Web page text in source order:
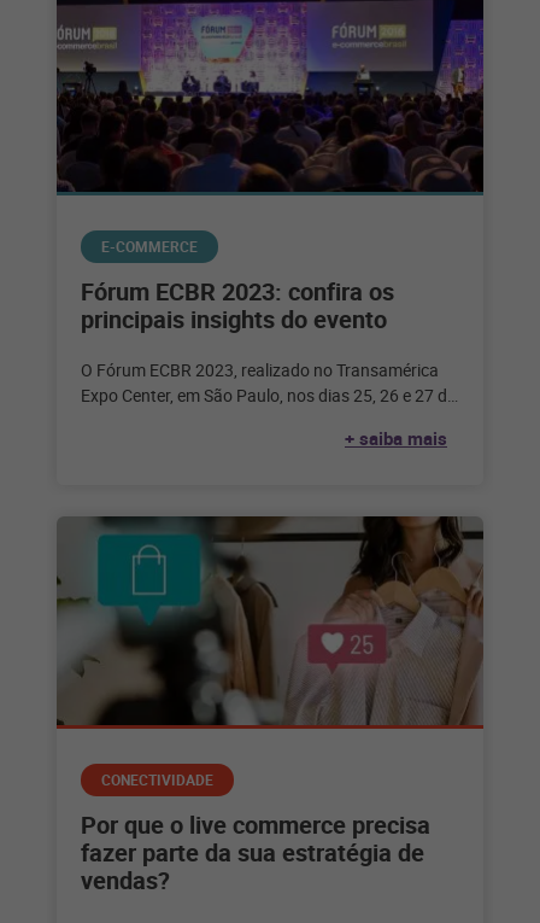
E-COMMERCE
Fórum ECBR 2023: confira os
principais insights do evento
O Fórum ECBR 2023, realizado no Transamérica
Expo Center, em São Paulo, nos dias 25, 26 e 27 de
+ saiba mais
CONECTIVIDADE
Por que o live commerce precisa
fazer parte da sua estratégia de
vendas?